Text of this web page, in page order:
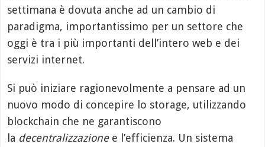
settimana è dovuta anche ad un cambio di
paradigma, importantissimo per un settore che
oggi è tra i più importanti dell’intero web e dei
servizi internet.
Si può iniziare ragionevolmente a pensare ad un
nuovo modo di concepire lo storage, utilizzando
blockchain che ne garantiscono
la decentralizzazionee l’efficienza. Un sistema